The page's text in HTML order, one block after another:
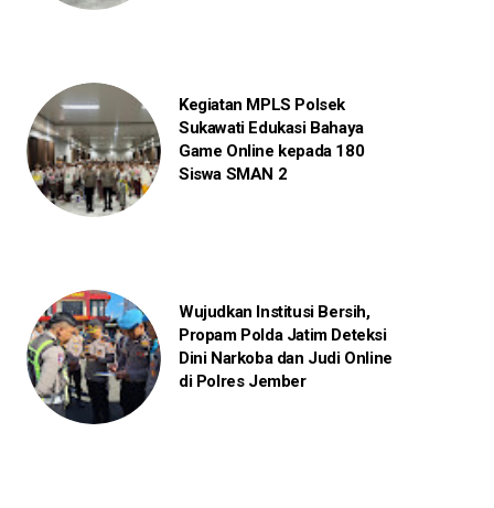
Kegiatan MPLS Polsek
Sukawati Edukasi Bahaya
Game Online kepada 180
Siswa SMAN 2
Wujudkan Institusi Bersih,
Propam Polda Jatim Deteksi
Dini Narkoba dan Judi Online
di Polres Jember